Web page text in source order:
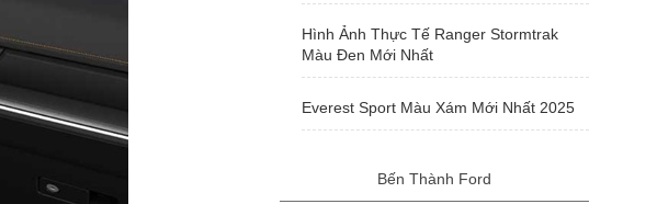
Hình Ảnh Thực Tế Ranger Stormtrak
Màu Đen Mới Nhất
Everest Sport Màu Xám Mới Nhất 2025
Bến Thành Ford